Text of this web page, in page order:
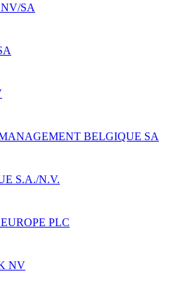
SA
BELGIQUE SA
S.A./N.V.
PLC
NV